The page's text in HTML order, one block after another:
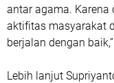
antar agama.
aktifitas masyarakat
berjalan dengan
Lebih lanjut